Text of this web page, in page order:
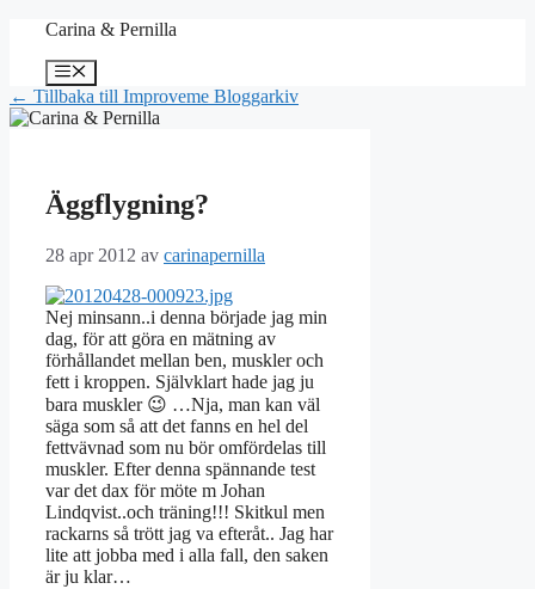
Hoppa
innehåll
Carina & Pernilla
Meny
← Tillbaka till Improveme Bloggarkiv
Äggflygning?
28 apr 2012 av carinapernilla
Nej minsann..i denna började jag min
dag, för att göra en mätning av
förhållandet mellan ben, muskler och
fett i kroppen. Självklart hade jag ju
bara muskler 😉 …Nja, man kan väl
säga som så att det fanns en hel del
fettvävnad som nu bör omfördelas till
muskler. Efter denna spännande test
var det dax för möte m Johan
Lindqvist..och träning!!! Skitkul men
rackarns så trött jag va efteråt.. Jag har
lite att jobba med i alla fall, den saken
är ju klar…